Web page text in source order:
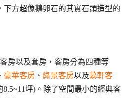
下方超像鵝卵石的其實石頭造型的
房以及套房，客房分為四種等
豪華客房 、綠景客房以及慕軒客
8.5~11坪)。除了空間最小的經典客